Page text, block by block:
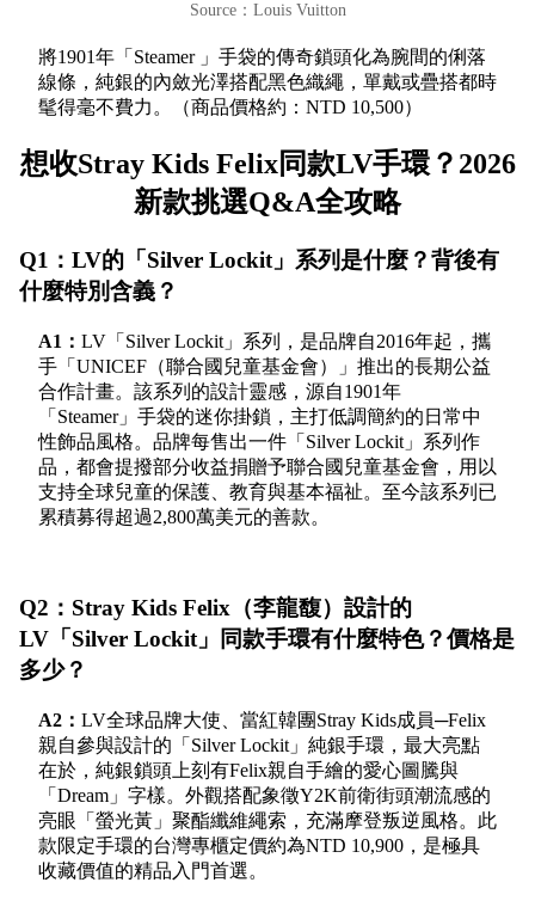
Source：Louis Vuitton
將1901年「Steamer 」手袋的傳奇鎖頭化為腕間的俐落
線條，純銀的內斂光澤搭配黑色織繩，單戴或疊搭都時
髦得毫不費力。（商品價格約：NTD 10,500）
想收Stray Kids Felix同款LV手環？2026
新款挑選Q&A全攻略
Q1：LV的「Silver Lockit」系列是什麼？背後有
什麼特別含義？
A1： LV「Silver Lockit」系列，是品牌自2016年起，攜
手「UNICEF（聯合國兒童基金會）」推出的長期公益
合作計畫。該系列的設計靈感，源自1901年
「Steamer」手袋的迷你掛鎖，主打低調簡約的日常中
性飾品風格。品牌每售出一件「Silver Lockit」系列作
品，都會提撥部分收益捐贈予聯合國兒童基金會，用以
支持全球兒童的保護、教育與基本福祉。至今該系列已
累積募得超過2,800萬美元的善款。
Q2：Stray Kids Felix（李龍馥）設計的
LV「Silver Lockit」同款手環有什麼特色？價格是
多少？
A2： LV全球品牌大使、當紅韓團Stray Kids成員─Felix
親自參與設計的「Silver Lockit」純銀手環，最大亮點
在於，純銀鎖頭上刻有Felix親自手繪的愛心圖騰與
「Dream」字樣。外觀搭配象徵Y2K前衛街頭潮流感的
亮眼「螢光黃」聚酯纖維繩索，充滿摩登叛逆風格。此
款限定手環的台灣專櫃定價約為NTD 10,900，是極具
收藏價值的精品入門首選。